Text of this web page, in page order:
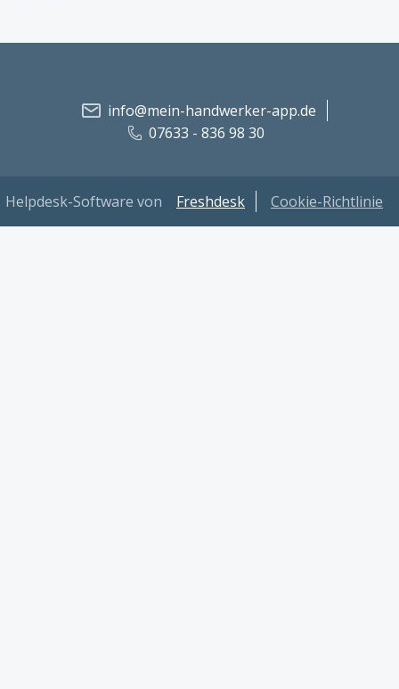
info@mein-handwerker-app.de
07633 - 836 98 30
Helpdesk-Software von Freshdesk Cookie-Richtlinie